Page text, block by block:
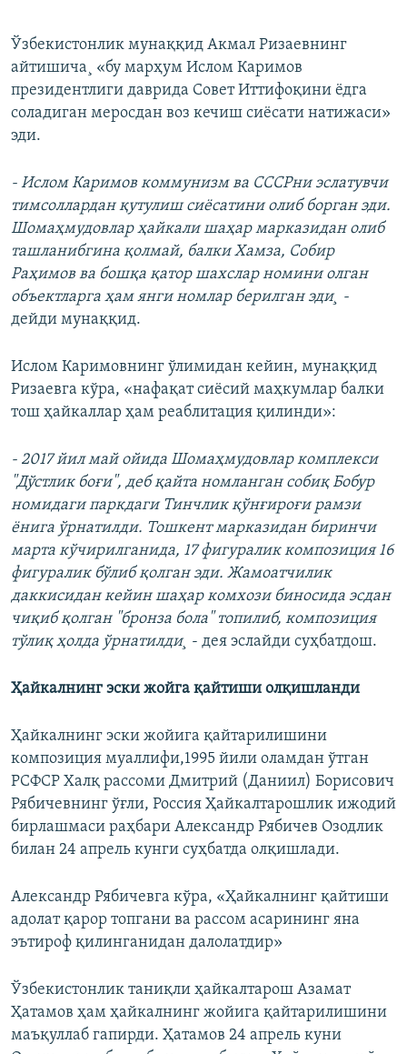
Ўзбекистонлик мунаққид Акмал Ризаевнинг
айтишича¸ «бу марҳум Ислом Каримов
президентлиги даврида Совет Иттифоқини ёдга
соладиган меросдан воз кечиш сиёсати натижаси»
эди.
- Ислом Каримов коммунизм ва СССРни эслатувчи
тимсоллардан қутулиш сиëсатини олиб борган эди.
Шомаҳмудовлар ҳайкали шаҳар марказидан олиб
ташланибгина қолмай, балки Хамза, Собир
Раҳимов ва бошқа қатор шахслар номини олган
объектларга ҳам янги номлар берилган эди¸ -
дейди мунаққид.
Ислом Каримовнинг ўлимидан кейин, мунаққид
Ризаевга кўра, «нафақат сиëсий маҳкумлар балки
тош ҳайкаллар ҳам реаблитация қилинди»:
- 2017 йил май ойида Шомаҳмудовлар комплекси
"Дўстлик боғи", деб қайта номланган собиқ Бобур
номидаги паркдаги Тинчлик қўнғироғи рамзи
ёнига ўрнатилди. Тошкент марказидан биринчи
марта кўчирилганида, 17 фигуралик композиция 16
фигуралик бўлиб қолган эди. Жамоатчилик
даккисидан кейин шаҳар комхози биносида эсдан
чиқиб қолган "бронза бола" топилиб, композиция
тўлиқ ҳолда ўрнатилди¸ - дея эслайди суҳбатдош.
Ҳайкалнинг эски жойга қайтиши олқишланди
Ҳайкалнинг эски жойига қайтарилишини
композиция муаллифи,1995 йили оламдан ўтган
РСФСР Халқ рассоми Дмитрий (Даниил) Борисович
Рябичевнинг ўғли, Россия Ҳайкалтарошлик ижодий
бирлашмаси раҳбари Александр Рябичев Озодлик
билан 24 апрель кунги суҳбатда олқишлади.
Александр Рябичевга кўра, «Ҳайкалнинг қайтиши
адолат қарор топгани ва рассом асарининг яна
эътироф қилинганидан далолатдир»
Ўзбекистонлик таниқли ҳайкалтарош Азамат
Ҳатамов ҳам ҳайкалнинг жойига қайтарилишини
маъқуллаб гапирди. Ҳатамов 24 апрель куни